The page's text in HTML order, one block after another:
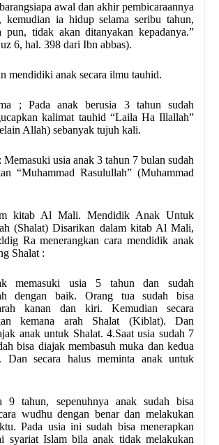
awal dan akhir pembicaraannya
kemudian ia hidup selama seribu tahun,
pun, tidak akan ditanyakan kepadanya.”
6, hal. 398 dari Ibn abbas).
mendidiki anak secara ilmu tauhid.
; Pada anak berusia 3 tahun sudah
kalimat tauhid “Laila Ha Illallah”
Allah) sebanyak tujuh kali.
Memasuki usia anak 3 tahun 7 bulan sudah
“Muhammad Rasulullah” (Muhammad
kitab Al Mali. Mendidik Anak Untuk
(Shalat) Disarikan dalam kitab Al Mali,
Ra menerangkan cara mendidik anak
Shalat :
memasuki usia 5 tahun dan sudah
dengan baik. Orang tua sudah bisa
kanan dan kiri. Kemudian secara
kemana arah Shalat (Kiblat). Dan
anak untuk Shalat. 4.Saat usia sudah 7
bisa diajak membasuh muka dan kedua
Dan secara halus meminta anak untuk
9 tahun, sepenuhnya anak sudah bisa
wudhu dengan benar dan melakukan
Pada usia ini sudah bisa menerapkan
syariat Islam bila anak tidak melakukan